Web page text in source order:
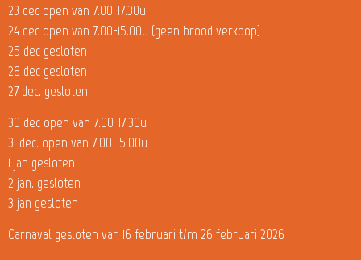
23 dec open van 7.00-17.30u
24 dec open van 7.00-15.00u (geen brood verkoop)
25 dec gesloten
26 dec gesloten
27 dec. gesloten
30 dec open van 7.00-17.30u
31 dec. open van 7.00-15.00u
1 jan gesloten
2 jan. gesloten
3 jan gesloten
Carnaval gesloten van 16 februari t/m 26 februari 2026